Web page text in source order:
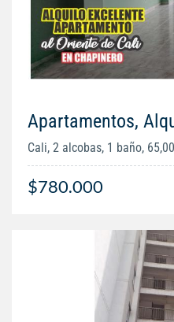
Apartamentos,
Cali, 2 alcobas, 1 baño,
$780.000